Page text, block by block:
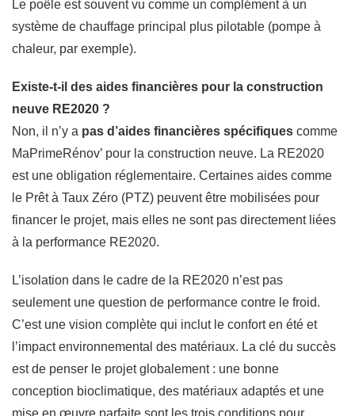
Le poêle est souvent vu comme un complément à un
système de chauffage principal plus pilotable (pompe à
chaleur, par exemple).
Existe-t-il des aides financières pour la construction
neuve RE2020 ?
Non, il n’y a pas d’aides financières spécifiques comme
MaPrimeRénov’ pour la construction neuve. La RE2020
est une obligation réglementaire. Certaines aides comme
le Prêt à Taux Zéro (PTZ) peuvent être mobilisées pour
financer le projet, mais elles ne sont pas directement liées
à la performance RE2020.
L’isolation dans le cadre de la RE2020 n’est pas
seulement une question de performance contre le froid.
C’est une vision complète qui inclut le confort en été et
l’impact environnemental des matériaux. La clé du succès
est de penser le projet globalement : une bonne
conception bioclimatique, des matériaux adaptés et une